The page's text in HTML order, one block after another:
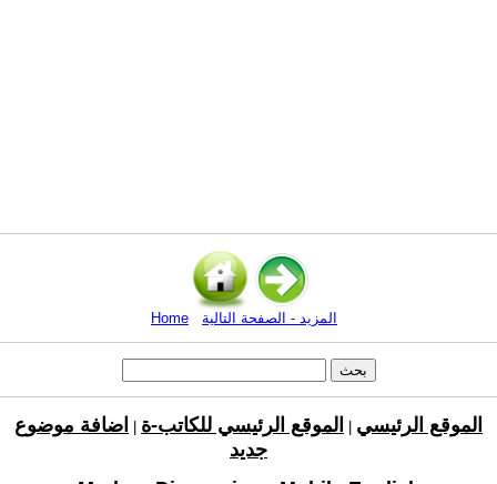
Home المزيد - الصفحة التالية
الموقع الرئيسي الموقع الرئيسي للكاتب-ة
اضافة موضوع
جديد